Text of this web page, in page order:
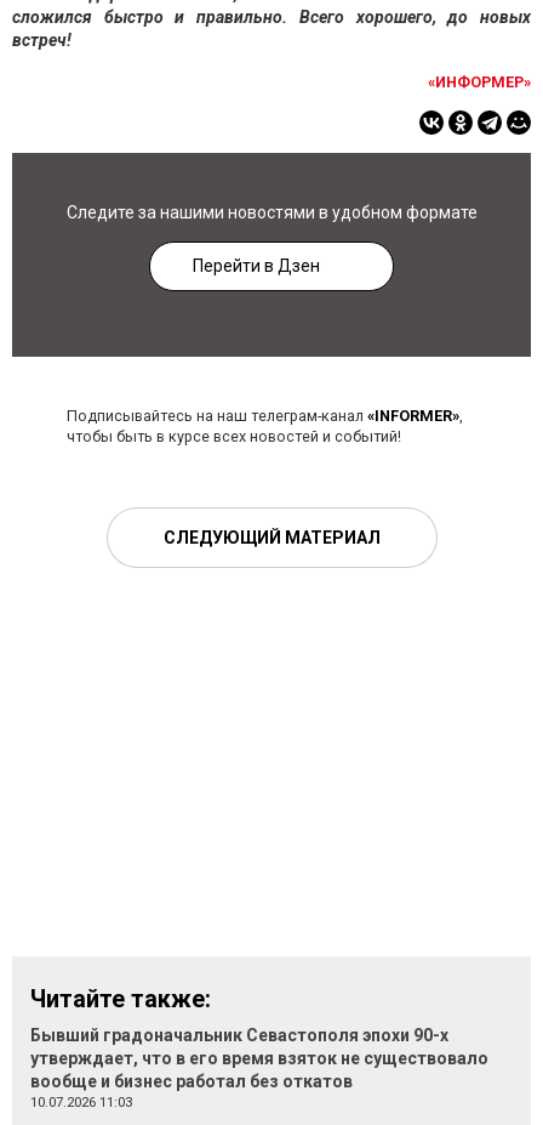
сложился быстро и правильно. Всего хорошего, до новых
встреч!
«ИНФОРМЕР»
Следите за нашими новостями в удобном формате
Перейти в Дзен
Подписывайтесь на наш телеграм-канал «INFORMER»,
чтобы быть в курсе всех новостей и событий!
СЛЕДУЮЩИЙ МАТЕРИАЛ
Читайте также:
Бывший градоначальник Севастополя эпохи 90-х
утверждает, что в его время взяток не существовало
вообще и бизнес работал без откатов
10.07.2026 11:03